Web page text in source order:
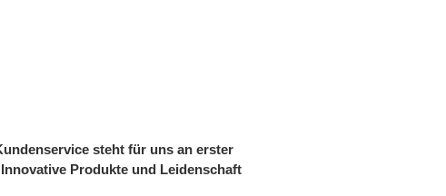
steht für uns an erster
Produkte und Leidenschaft